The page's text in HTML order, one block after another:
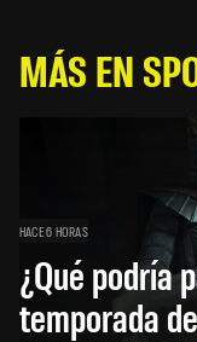
MÁS EN
HACE 6 HORAS
¿Qué podría
temporada